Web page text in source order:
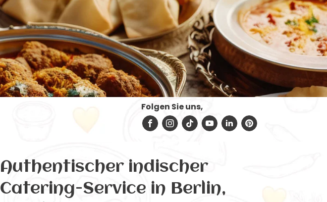
Folgen Sie uns,
Authentischer indischer
Catering-Service in Berlin,